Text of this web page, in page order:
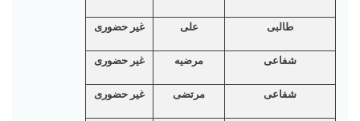
طالبی علی غیر حضوری
شفاعی مرضیه غیر حضوری
شفاعی مرتضی غیر حضوری